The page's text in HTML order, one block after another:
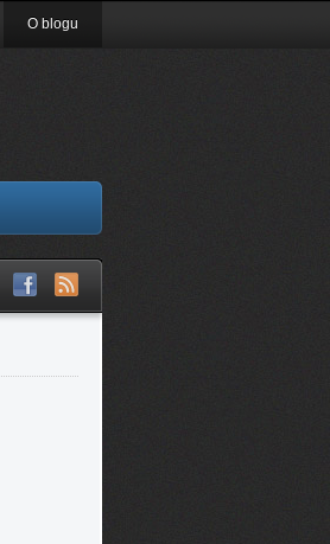
O blogu